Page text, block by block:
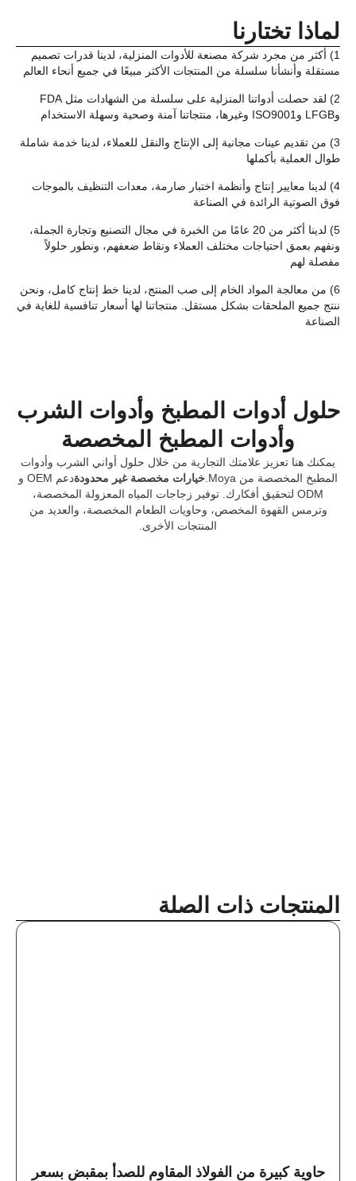
لماذا تختارنا
1) أكثر من مجرد شركة مصنعة للأدوات المنزلية، لدينا قدرات تصميم
مستقلة وأنشأنا سلسلة من المنتجات الأكثر مبيعًا في جميع أنحاء العالم
2) لقد حصلت أدواتنا المنزلية على سلسلة من الشهادات مثل FDA
وLFGB وISO9001 وغيرها، منتجاتنا آمنة وصحية وسهلة الاستخدام
3) من تقديم عينات مجانية إلى الإنتاج والنقل للعملاء، لدينا خدمة شاملة
طوال العملية بأكملها
4) لدينا معايير إنتاج وأنظمة اختبار صارمة، معدات التنظيف بالموجات
فوق الصوتية الرائدة في الصناعة
5) لدينا أكثر من 20 عامًا من الخبرة في مجال التصنيع وتجارة الجملة،
ونفهم بعمق احتياجات مختلف العملاء ونقاط ضعفهم، ونطور حلولاً
مفصلة لهم
6) من معالجة المواد الخام إلى صب المنتج، لدينا خط إنتاج كامل، ونحن
ننتج جميع الملحقات بشكل مستقل. منتجاتنا لها أسعار تنافسية للغاية في
الصناعة
حلول أدوات المطبخ وأدوات الشرب
وأدوات المطبخ المخصصة
يمكنك هنا تعزيز علامتك التجارية من خلال حلول أواني الشرب وأدوات
المطبخ المخصصة من Moya.
خيارات مخصصة غير محدودة
دعم OEM و
ODM لتحقيق أفكارك. توفير زجاجات المياه المعزولة المخصصة،
وترمس القهوة المخصص، وحاويات الطعام المخصصة، والعديد من
المنتجات الأخرى.
المنتجات ذات الصلة
حاوية كبيرة من الفولاذ المقاوم للصدأ بمقبض بسعر